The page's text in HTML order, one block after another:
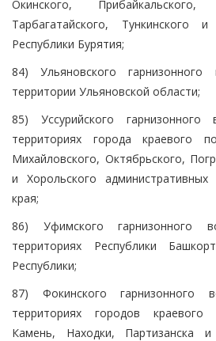
Окинского, Прибайкальского,
Тарбагатайского, Тункинского
Республики Бурятия;
84) Ульяновского
территории Ульяновской области;
85) Уссурийского
территориях города краевого
Михайловского, Октябрьского,
и Хорольского
края;
86) Уфимского гарнизонного
территориях Республики
Республики;
87) Фокинского
территориях городов краевого
Камень, Находки, Партизанска